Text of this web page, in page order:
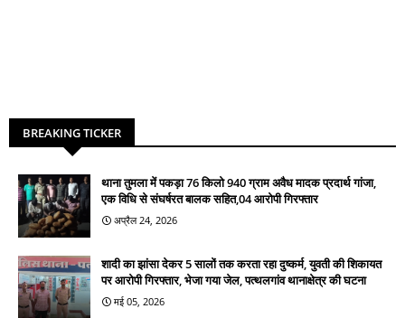
BREAKING TICKER
थाना तुमला में पकड़ा 76 किलो 940 ग्राम अवैध मादक प्रदार्थ गांजा,
एक विधि से संघर्षरत बालक सहित,04 आरोपी गिरफ्तार
अप्रैल 24, 2026
शादी का झांसा देकर 5 सालों तक करता रहा दुष्कर्म, युवती की शिकायत
पर आरोपी गिरफ्तार, भेजा गया जेल, पत्थलगांव थानाक्षेत्र की घटना
मई 05, 2026